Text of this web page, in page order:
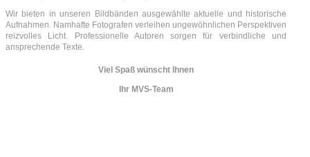
Wir bieten in unseren Bildbänden ausgewählte aktuelle und historische
Aufnahmen. Namhafte Fotografen verleihen ungewöhnlichen Perspektiven
reizvolles Licht. Professionelle Autoren sorgen für verbindliche und
ansprechende Texte.
Viel Spaß wünscht Ihnen
Ihr MVS-Team